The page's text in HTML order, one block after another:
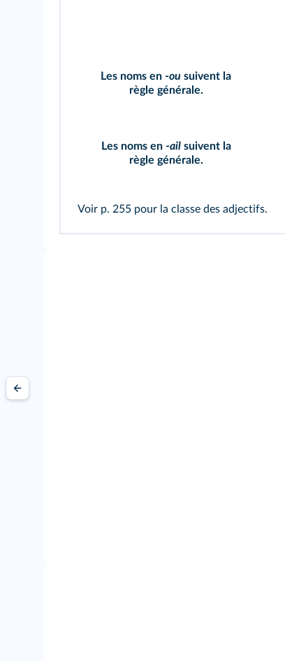
Les noms en -ou suivent la
règle générale.
Les noms en -ailsuivent la
règle générale.
Voir p. 255 pour la classe des adjectifs.